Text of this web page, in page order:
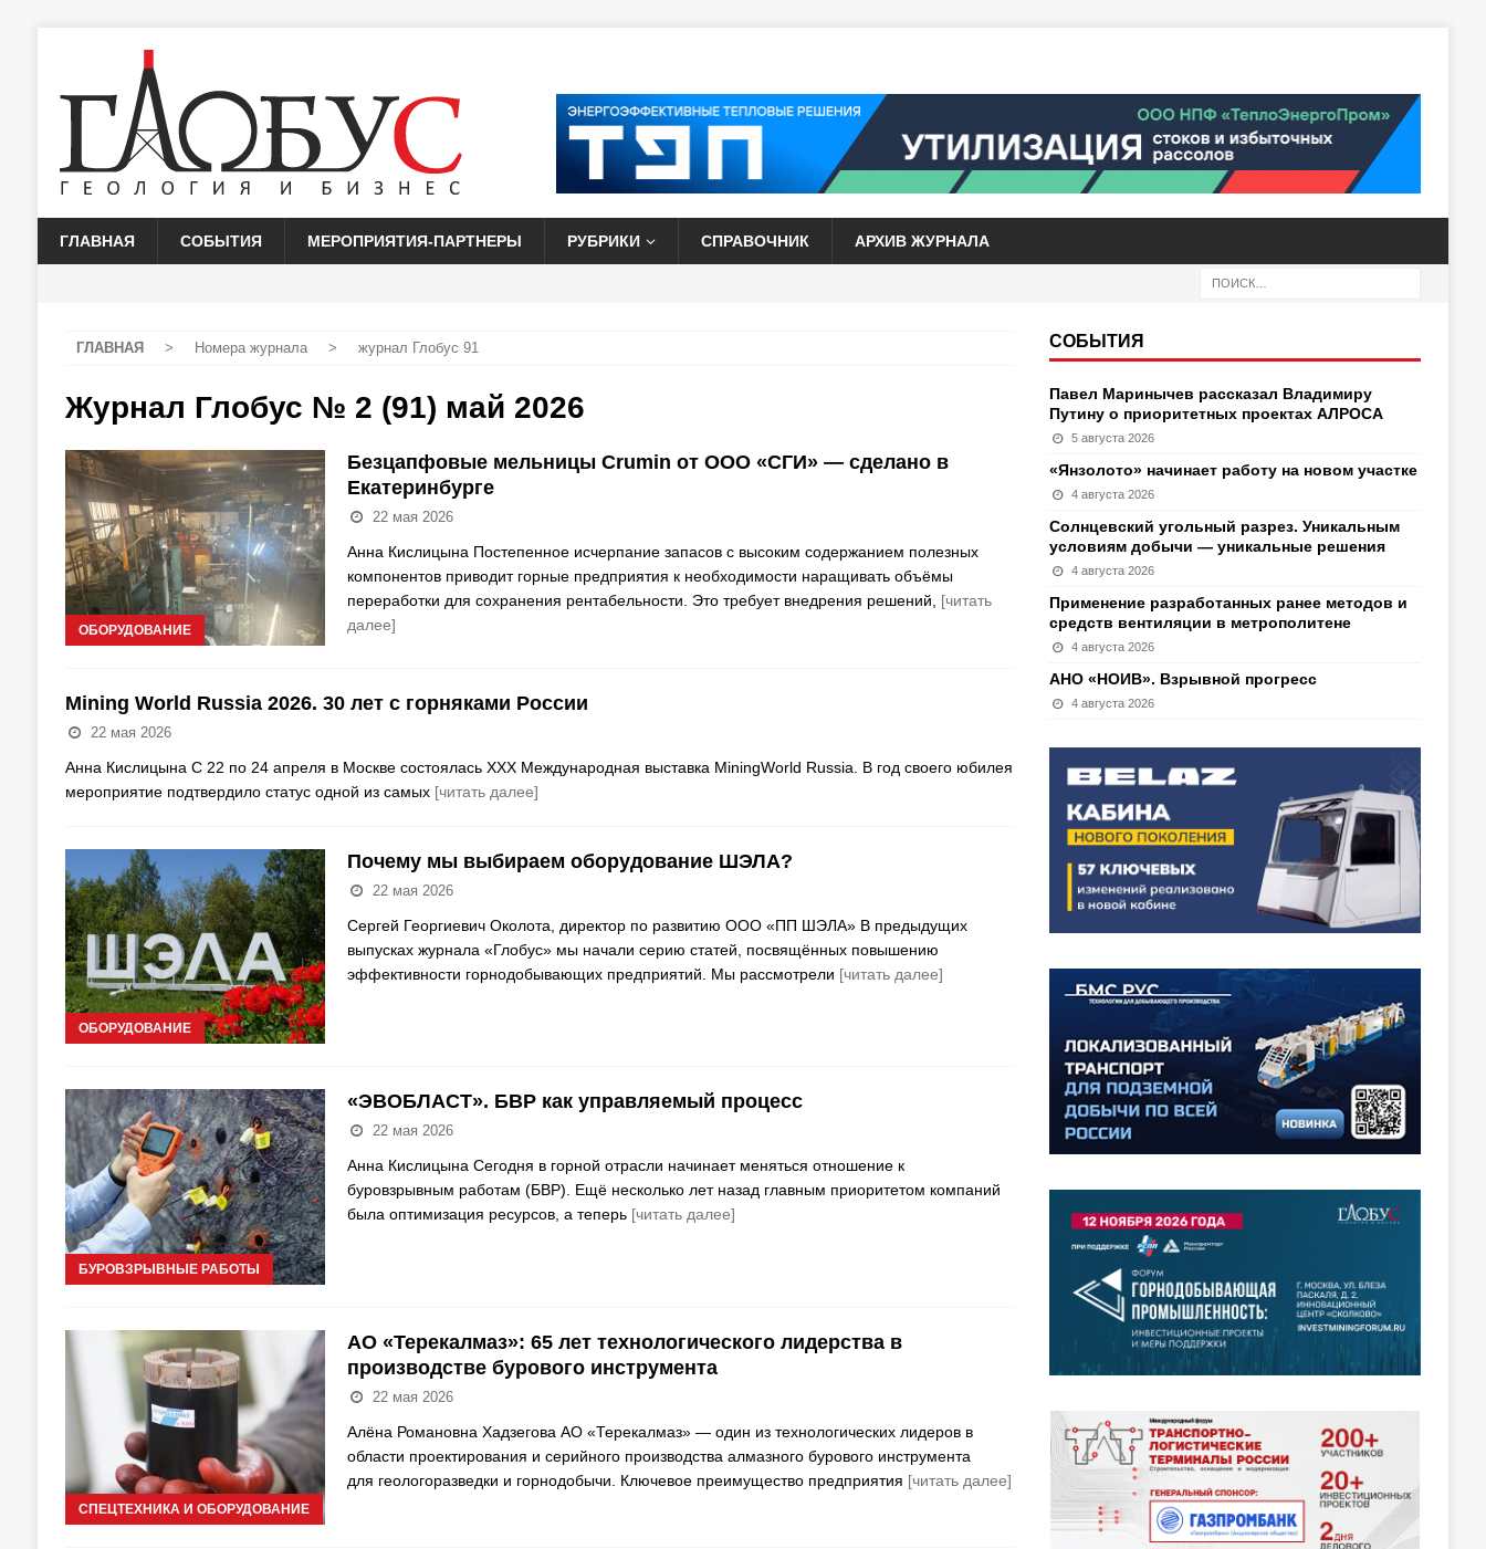
ГЛАВНАЯ СОБЫТИЯ МЕРОПРИЯТИЯ-ПАРТНЕРЫ РУБРИКИ СПРАВОЧНИК АРХИВ ЖУРНАЛА
ГЛАВНАЯ > Номера журнала > журнал Глобус 91
Журнал Глобус № 2 (91) май 2026
ОБОРУДОВАНИЕ
Безцапфовые мельницы Crumin от ООО «СГИ» — сделано в
Екатеринбурге
22 мая 2026
Анна Кислицына Постепенное исчерпание запасов с высоким содержанием полезных
компонентов приводит горные предприятия к необходимости наращивать объёмы
переработки для сохранения рентабельности. Это требует внедрения решений, [читать
далее]
Mining World Russia 2026. 30 лет с горняками России
22 мая 2026
Анна Кислицына С 22 по 24 апреля в Москве состоялась XXX Международная выставка MiningWorld Russia. В год своего юбилея
мероприятие подтвердило статус одной из самых [читать далее]
ОБОРУДОВАНИЕ
Почему мы выбираем оборудование ШЭЛА?
22 мая 2026
Сергей Георгиевич Околота, директор по развитию ООО «ПП ШЭЛА» В предыдущих
выпусках журнала «Глобус» мы начали серию статей, посвящённых повышению
эффективности горнодобывающих предприятий. Мы рассмотрели [читать далее]
БУРОВЗРЫВНЫЕ РАБОТЫ
«ЭВОБЛАСТ». БВР как управляемый процесс
22 мая 2026
Анна Кислицына Сегодня в горной отрасли начинает меняться отношение к
буровзрывным работам (БВР). Ещё несколько лет назад главным приоритетом компаний
была оптимизация ресурсов, а теперь [читать далее]
СПЕЦТЕХНИКА И ОБОРУДОВАНИЕ
АО «Терекалмаз»: 65 лет технологического лидерства в
производстве бурового инструмента
22 мая 2026
Алёна Романовна Хадзегова АО «Терекалмаз» — один из технологических лидеров в
области проектирования и серийного производства алмазного бурового инструмента
для геологоразведки и горнодобычи. Ключевое преимущество предприятия [читать далее]
СОБЫТИЯ
Павел Маринычев рассказал Владимиру
Путину о приоритетных проектах АЛРОСА
5 августа 2026
«Янзолото» начинает работу на новом участке
4 августа 2026
Солнцевский угольный разрез. Уникальным
условиям добычи — уникальные решения
4 августа 2026
Применение разработанных ранее методов и
средств вентиляции в метрополитене
4 августа 2026
АНО «НОИВ». Взрывной прогресс
4 августа 2026